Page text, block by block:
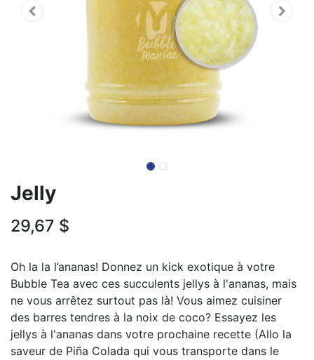
Jelly
29,67 $
Oh la la l’ananas! Donnez un kick exotique à votre
Bubble Tea avec ces succulents jellys à l'ananas, mais
ne vous arrêtez surtout pas là! Vous aimez cuisiner
des barres tendres à la noix de coco? Essayez les
jellys à l'ananas dans votre prochaine recette (Allo la
saveur de Piña Colada qui vous transporte dans le